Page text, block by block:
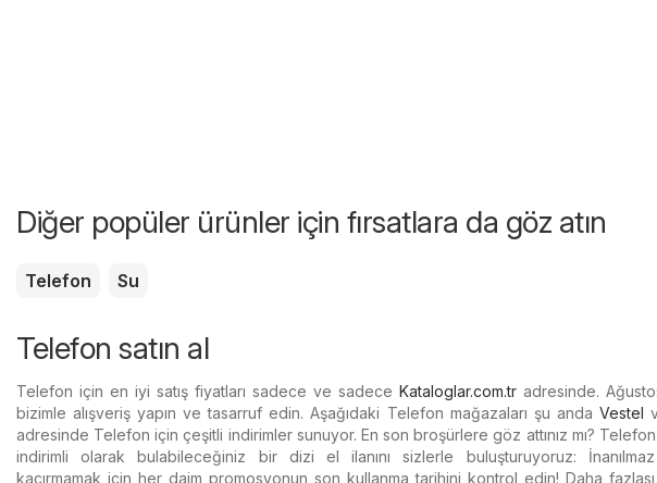
Diğer popüler ürünler için fırsatlara da göz atın
Telefon Su
Telefon satın al
Telefon için en iyi satış fiyatları sadece ve sadece Kataloglar.com.tr adresinde.
bizimle alışveriş yapın ve tasarruf edin. Aşağıdaki Telefon mağazaları şu anda Vestel
adresinde Telefon için çeşitli indirimler sunuyor. En son broşürlere göz attınız mı?
indirimli olarak bulabileceğiniz bir dizi el ilanını sizlerle buluşturuyoruz: İnanılmaz
kaçırmamak için her daim promosyonun son kullanma tarihini kontrol edin! Daha fazlası